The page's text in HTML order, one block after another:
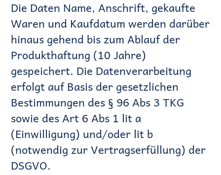
Die Daten Name, Anschrift, gekaufte
Waren und Kaufdatum werden darüber
hinaus gehend bis zum Ablauf der
Produkthaftung (10 Jahre)
gespeichert. Die Datenverarbeitung
erfolgt auf Basis der gesetzlichen
Bestimmungen des § 96 Abs 3 TKG
sowie des Art 6 Abs 1 lit a
(Einwilligung) und/oder lit b
(notwendig zur Vertragserfüllung) der
DSGVO.